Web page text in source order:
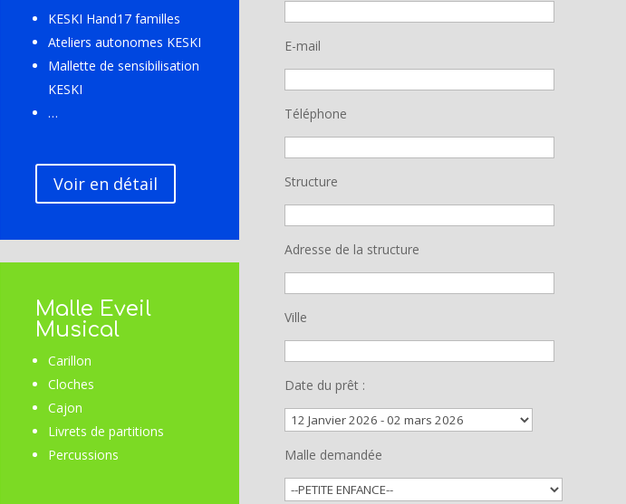
KESKI Hand17 familles
Ateliers autonomes KESKI
Mallette de sensibilisation
KESKI
…
Voir en détail
Malle Eveil
Musical
Carillon
Cloches
Cajon
Livrets de partitions
Percussions
E-mail
Téléphone
Structure
Adresse de la structure
Ville
Date du prêt :
Malle demandée